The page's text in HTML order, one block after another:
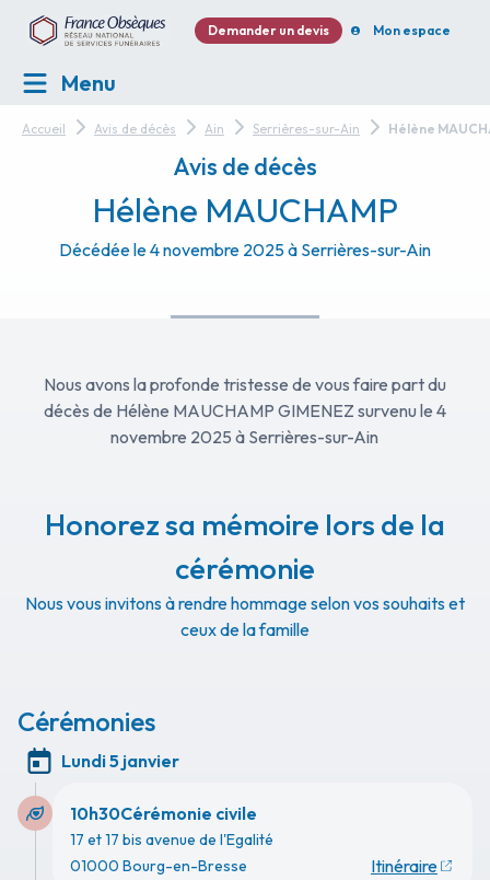
Demander un devis Mon espace
Menu
Accueil Avis de décès Ain Serrières-sur-Ain Hélène
Avis de décès
Hélène MAUCHAMP
Décédée le 4 novembre 2025 à Serrières-sur-Ain
Nous avons la profonde tristesse de vous faire part du
décès de Hélène MAUCHAMP GIMENEZ survenu le 4
novembre 2025 à Serrières-sur-Ain
Honorez sa mémoire lors de la
cérémonie
Nous vous invitons à rendre hommage selon vos souhaits et
ceux de la famille
Cérémonies
Lundi 5 janvier
10h30Cérémonie civile
17 et 17 bis avenue de l'Egalité
01000 Bourg-en-Bresse
Itinéraire